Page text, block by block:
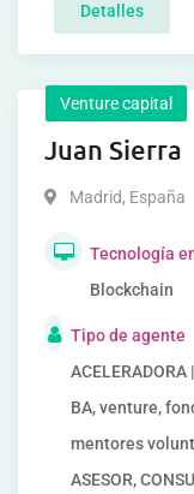
Detalles
Venture capital
Juan Sierra
Madrid, España
Tecnología
Blockchain
Tipo de agente
BA, venture,
mentores
ASESOR,